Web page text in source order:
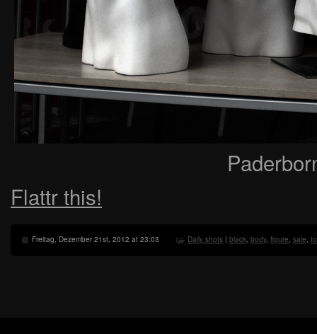
Flattr this!
Freitag, Dezember 21st, 2012 at 23:03 Daily shots | black, body, figure, sale,